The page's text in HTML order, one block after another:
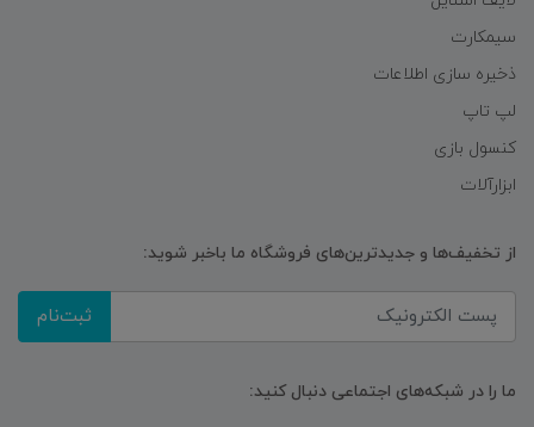
سیمکارت
ذخیره سازی اطلاعات
لپ تاپ
کنسول بازی
ابزارآلات
از تخفیف‌ها و جدیدترین‌های فروشگاه ما باخبر شوید:
ثبت‌نام
ما را در شبکه‌های اجتماعی دنبال کنید: